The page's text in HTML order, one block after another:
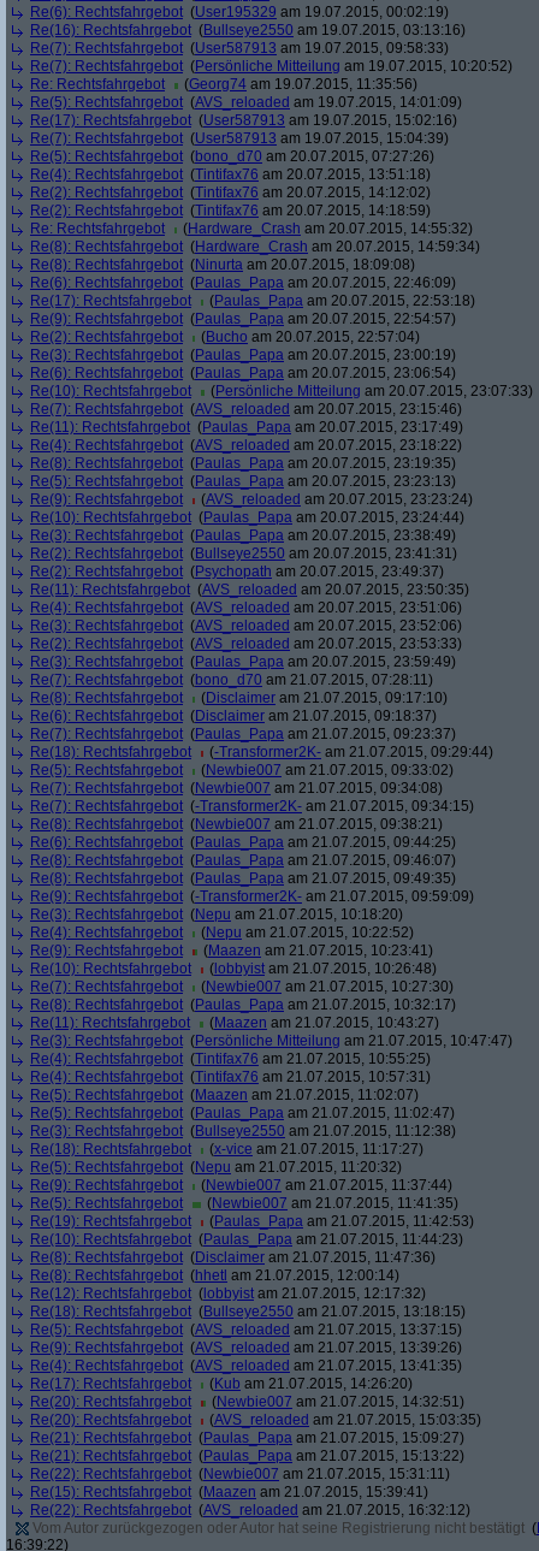
Re(6): Rechtsfahrgebot (User195329 am 19.07.2015, 00:02:19)
Re(16): Rechtsfahrgebot (Bullseye2550 am 19.07.2015, 03:13:16)
Re(7): Rechtsfahrgebot (User587913 am 19.07.2015, 09:58:33)
Re(7): Rechtsfahrgebot (Persönliche Mitteilung am 19.07.2015, 10:20:52)
Re: Rechtsfahrgebot
(Georg74 am 19.07.2015, 11:35:56)
Re(5): Rechtsfahrgebot (AVS_reloaded am 19.07.2015, 14:01:09)
Re(17): Rechtsfahrgebot (User587913 am 19.07.2015, 15:02:16)
Re(7): Rechtsfahrgebot (User587913 am 19.07.2015, 15:04:39)
Re(5): Rechtsfahrgebot (bono_d70 am 20.07.2015, 07:27:26)
Re(4): Rechtsfahrgebot (Tintifax76 am 20.07.2015, 13:51:18)
Re(2): Rechtsfahrgebot (Tintifax76 am 20.07.2015, 14:12:02)
Re(2): Rechtsfahrgebot (Tintifax76 am 20.07.2015, 14:18:59)
Re: Rechtsfahrgebot
(Hardware_Crash am 20.07.2015, 14:55:32)
Re(8): Rechtsfahrgebot (Hardware_Crash am 20.07.2015, 14:59:34)
Re(8): Rechtsfahrgebot (Ninurta am 20.07.2015, 18:09:08)
Re(6): Rechtsfahrgebot (Paulas_Papa am 20.07.2015, 22:46:09)
Re(17): Rechtsfahrgebot
(Paulas_Papa am 20.07.2015, 22:53:18)
Re(9): Rechtsfahrgebot (Paulas_Papa am 20.07.2015, 22:54:57)
Re(2): Rechtsfahrgebot
(Bucho am 20.07.2015, 22:57:04)
Re(3): Rechtsfahrgebot (Paulas_Papa am 20.07.2015, 23:00:19)
Re(6): Rechtsfahrgebot (Paulas_Papa am 20.07.2015, 23:06:54)
Re(10): Rechtsfahrgebot
(Persönliche Mitteilung am 20.07.2015, 23:07:33)
Re(7): Rechtsfahrgebot (AVS_reloaded am 20.07.2015, 23:15:46)
Re(11): Rechtsfahrgebot (Paulas_Papa am 20.07.2015, 23:17:49)
Re(4): Rechtsfahrgebot (AVS_reloaded am 20.07.2015, 23:18:22)
Re(8): Rechtsfahrgebot (Paulas_Papa am 20.07.2015, 23:19:35)
Re(5): Rechtsfahrgebot (Paulas_Papa am 20.07.2015, 23:23:13)
Re(9): Rechtsfahrgebot
(AVS_reloaded am 20.07.2015, 23:23:24)
Re(10): Rechtsfahrgebot (Paulas_Papa am 20.07.2015, 23:24:44)
Re(3): Rechtsfahrgebot (Paulas_Papa am 20.07.2015, 23:38:49)
Re(2): Rechtsfahrgebot (Bullseye2550 am 20.07.2015, 23:41:31)
Re(2): Rechtsfahrgebot (Psychopath am 20.07.2015, 23:49:37)
Re(11): Rechtsfahrgebot (AVS_reloaded am 20.07.2015, 23:50:35)
Re(4): Rechtsfahrgebot (AVS_reloaded am 20.07.2015, 23:51:06)
Re(3): Rechtsfahrgebot (AVS_reloaded am 20.07.2015, 23:52:06)
Re(2): Rechtsfahrgebot (AVS_reloaded am 20.07.2015, 23:53:33)
Re(3): Rechtsfahrgebot (Paulas_Papa am 20.07.2015, 23:59:49)
Re(7): Rechtsfahrgebot (bono_d70 am 21.07.2015, 07:28:11)
Re(8): Rechtsfahrgebot
(Disclaimer am 21.07.2015, 09:17:10)
Re(6): Rechtsfahrgebot (Disclaimer am 21.07.2015, 09:18:37)
Re(7): Rechtsfahrgebot (Paulas_Papa am 21.07.2015, 09:23:37)
Re(18): Rechtsfahrgebot
(-Transformer2K- am 21.07.2015, 09:29:44)
Re(5): Rechtsfahrgebot
(Newbie007 am 21.07.2015, 09:33:02)
Re(7): Rechtsfahrgebot (Newbie007 am 21.07.2015, 09:34:08)
Re(7): Rechtsfahrgebot (-Transformer2K- am 21.07.2015, 09:34:15)
Re(8): Rechtsfahrgebot (Newbie007 am 21.07.2015, 09:38:21)
Re(6): Rechtsfahrgebot (Paulas_Papa am 21.07.2015, 09:44:25)
Re(8): Rechtsfahrgebot (Paulas_Papa am 21.07.2015, 09:46:07)
Re(8): Rechtsfahrgebot (Paulas_Papa am 21.07.2015, 09:49:35)
Re(9): Rechtsfahrgebot (-Transformer2K- am 21.07.2015, 09:59:09)
Re(3): Rechtsfahrgebot (Nepu am 21.07.2015, 10:18:20)
Re(4): Rechtsfahrgebot
(Nepu am 21.07.2015, 10:22:52)
Re(9): Rechtsfahrgebot
(Maazen am 21.07.2015, 10:23:41)
Re(10): Rechtsfahrgebot
( lobbyist am 21.07.2015, 10:26:48)
Re(7): Rechtsfahrgebot
(Newbie007 am 21.07.2015, 10:27:30)
Re(8): Rechtsfahrgebot (Paulas_Papa am 21.07.2015, 10:32:17)
Re(11): Rechtsfahrgebot
(Maazen am 21.07.2015, 10:43:27)
Re(3): Rechtsfahrgebot (Persönliche Mitteilung am 21.07.2015, 10:47:47)
Re(4): Rechtsfahrgebot (Tintifax76 am 21.07.2015, 10:55:25)
Re(4): Rechtsfahrgebot (Tintifax76 am 21.07.2015, 10:57:31)
Re(5): Rechtsfahrgebot (Maazen am 21.07.2015, 11:02:07)
Re(5): Rechtsfahrgebot (Paulas_Papa am 21.07.2015, 11:02:47)
Re(3): Rechtsfahrgebot (Bullseye2550 am 21.07.2015, 11:12:38)
Re(18): Rechtsfahrgebot
(x-vice am 21.07.2015, 11:17:27)
Re(5): Rechtsfahrgebot (Nepu am 21.07.2015, 11:20:32)
Re(9): Rechtsfahrgebot
(Newbie007 am 21.07.2015, 11:37:44)
Re(5): Rechtsfahrgebot
(Newbie007 am 21.07.2015, 11:41:35)
Re(19): Rechtsfahrgebot
(Paulas_Papa am 21.07.2015, 11:42:53)
Re(10): Rechtsfahrgebot (Paulas_Papa am 21.07.2015, 11:44:23)
Re(8): Rechtsfahrgebot (Disclaimer am 21.07.2015, 11:47:36)
Re(8): Rechtsfahrgebot (hhetl am 21.07.2015, 12:00:14)
Re(12): Rechtsfahrgebot ( lobbyist am 21.07.2015, 12:17:32)
Re(18): Rechtsfahrgebot (Bullseye2550 am 21.07.2015, 13:18:15)
Re(5): Rechtsfahrgebot (AVS_reloaded am 21.07.2015, 13:37:15)
Re(9): Rechtsfahrgebot (AVS_reloaded am 21.07.2015, 13:39:26)
Re(4): Rechtsfahrgebot (AVS_reloaded am 21.07.2015, 13:41:35)
Re(17): Rechtsfahrgebot
(Kub am 21.07.2015, 14:26:20)
Re(20): Rechtsfahrgebot
(Newbie007 am 21.07.2015, 14:32:51)
Re(20): Rechtsfahrgebot
(AVS_reloaded am 21.07.2015, 15:03:35)
Re(21): Rechtsfahrgebot (Paulas_Papa am 21.07.2015, 15:09:27)
Re(21): Rechtsfahrgebot (Paulas_Papa am 21.07.2015, 15:13:22)
Re(22): Rechtsfahrgebot (Newbie007 am 21.07.2015, 15:31:11)
Re(15): Rechtsfahrgebot (Maazen am 21.07.2015, 15:39:41)
Re(22): Rechtsfahrgebot (AVS_reloaded am 21.07.2015, 16:32:12)
Vom Autor zurückgezogen oder Autor hat seine Registrierung nicht bestätigt (
16:39:22)